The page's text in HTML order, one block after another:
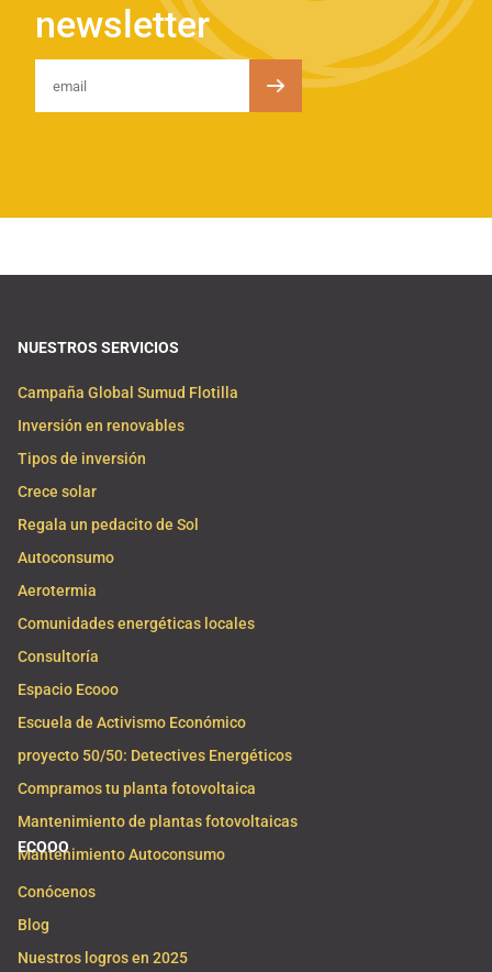
newsletter
NUESTROS SERVICIOS
Campaña Global Sumud Flotilla
Inversión en renovables
Tipos de inversión
Crece solar
Regala un pedacito de Sol
Autoconsumo
Aerotermia
Comunidades energéticas locales
Consultoría
Espacio Ecooo
Escuela de Activismo Económico
proyecto 50/50: Detectives Energéticos
Compramos tu planta fotovoltaica
Mantenimiento de plantas fotovoltaicas
Mantenimiento Autoconsumo
ECOOO
Conócenos
Blog
Nuestros logros en 2025